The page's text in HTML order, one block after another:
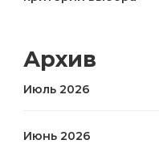
Архив
Июль 2026
Июнь 2026